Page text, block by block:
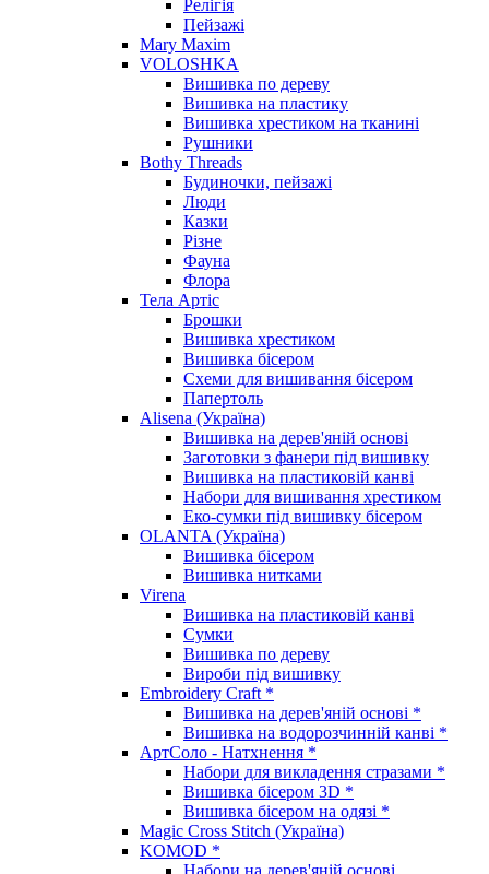
Релігія
Пейзажі
Mary Maxim
VOLOSHKA
Вишивка по дереву
Вишивка на пластику
Вишивка хрестиком на тканині
Рушники
Bothy Threads
Будиночки, пейзажі
Люди
Казки
Різне
Фауна
Флора
Тела Артіс
Брошки
Вишивка хрестиком
Вишивка бісером
Схеми для вишивання бісером
Папертоль
Alisena (Україна)
Вишивка на дерев'яній основі
Заготовки з фанери під вишивку
Вишивка на пластиковій канві
Набори для вишивання хрестиком
Еко-сумки під вишивку бісером
OLANTA (Україна)
Вишивка бісером
Вишивка нитками
Virena
Вишивка на пластиковій канві
Сумки
Вишивка по дереву
Вироби під вишивку
Embroidery Craft *
Вишивка на дерев'яній основі *
Вишивка на водорозчинній канві *
АртСоло - Натхнення *
Набори для викладення стразами *
Вишивка бісером 3D *
Вишивка бісером на одязі *
Magic Cross Stitch (Україна)
KOMOD *
Набори на дерев'яній основі